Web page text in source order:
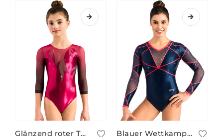
Glänzend roter Turnanzug LORNA/3 mit Ärmelprint Blauer Wettkampfanzug VALERIE/2 mit Neon